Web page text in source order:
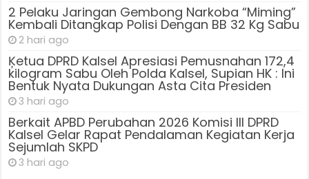
2 Pelaku Jaringan Gembong Narkoba “Miming”
Kembali Ditangkap Polisi Dengan BB 32 Kg Sabu
2 hari ago
Ķetua DPRD Kalsel Apresiasi Pemusnahan 172,4
kilogram Sabu Oleh Polda Kalsel, Supian HK : Ini
Bentuk Nyata Dukungan Asta Cita Presiden
3 hari ago
Berkait APBD Perubahan 2026 Komisi III DPRD
Kalsel Gelar Rapat Pendalaman Kegiatan Kerja
Sejumlah SKPD
3 hari ago